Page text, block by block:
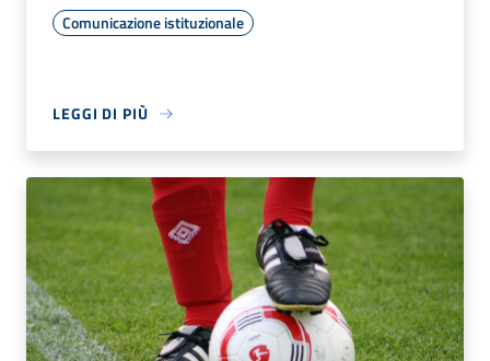
Comunicazione istituzionale
LEGGI DI PIÙ